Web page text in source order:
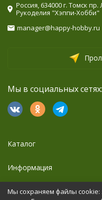
Россия, 634000 г. Томск
Рукоделия "Хэппи-Хобби"
manager@happy-hobby.ru
Мы в социальных сетях:
Каталог
Информация
Дополнительно
Мы сохраняем файлы cookie: